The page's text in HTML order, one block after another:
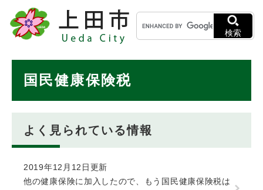
メニューを飛ばして本文へ
キ
ー
ワ
検索
国民健康保険税
よく見られている情報
2019年12月12日更新
他の健康保険に加入したので、もう国民健康保険税は